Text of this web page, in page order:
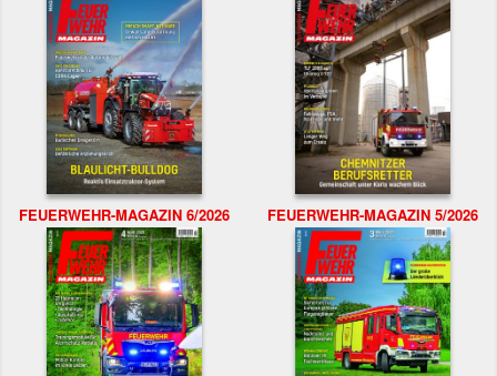
FEUERWEHR-MAGAZIN 6/2026 FEUERWEHR-MAGAZIN 5/2026